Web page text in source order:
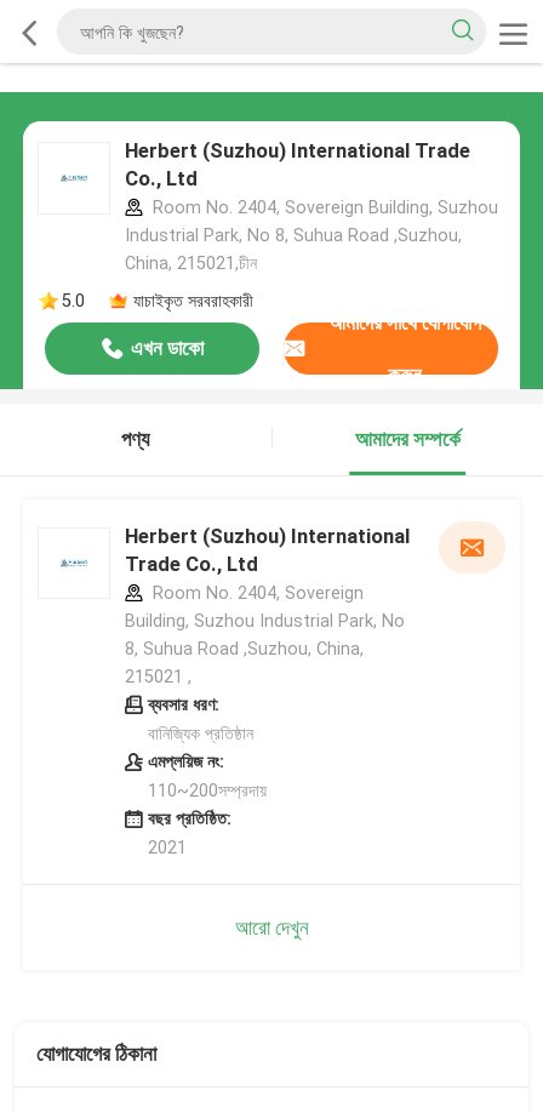
Herbert (Suzhou) International Trade
Co., Ltd
Room No. 2404, Sovereign Building, Suzhou
Industrial Park, No 8, Suhua Road ,Suzhou,
China, 215021,চীন
5.0
যাচাইকৃত সরবরাহকারী
এখন ডাকো
আমাদের সাথে যোগাযোগ
করুন
পণ্য আমাদের সম্পর্কে
Herbert (Suzhou) International
Trade Co., Ltd
Room No. 2404, Sovereign
Building, Suzhou Industrial Park, No
8, Suhua Road ,Suzhou, China,
215021 ,
ব্যবসার ধরণ:
বানিজ্যিক প্রতিষ্ঠান
এমপ্লয়িজ নং:
110~200সম্প্রদায়
বছর প্রতিষ্ঠিত:
2021
আরো দেখুন
যোগাযোগের ঠিকানা